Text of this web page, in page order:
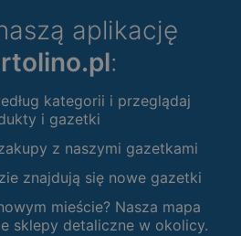
aplikację
:
kategorii i przeglądaj
i gazetki
z naszymi gazetkami
znajdują się nowe gazetki
mieście? Nasza mapa
sklepy detaliczne w okolicy.